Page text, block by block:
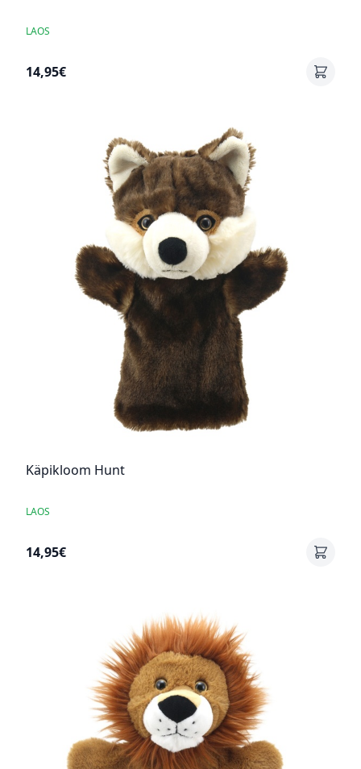
LAOS
14,95€
Käpikloom Hunt
LAOS
14,95€